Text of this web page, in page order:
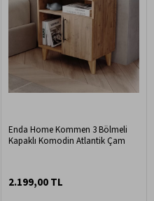
Enda Home Kommen 3 Bölmeli
Kapaklı Komodin Atlantik Çam
2.199,00 TL